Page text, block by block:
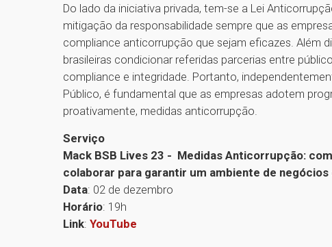
Do lado da iniciativa privada, tem-se a Lei
mitigação da responsabilidade sempre que as
compliance anticorrupção que sejam eficazes. Além
brasileiras condicionar referidas parcerias entre
compliance e integridade. Portanto,
Público, é fundamental que as empresas adotem
proativamente, medidas anticorrupção.
Serviço
Mack BSB Lives 23 - Medidas Anticorrupção:
colaborar para garantir um ambiente de
Data: 02 de dezembro
Horário: 19h
Link: YouTube